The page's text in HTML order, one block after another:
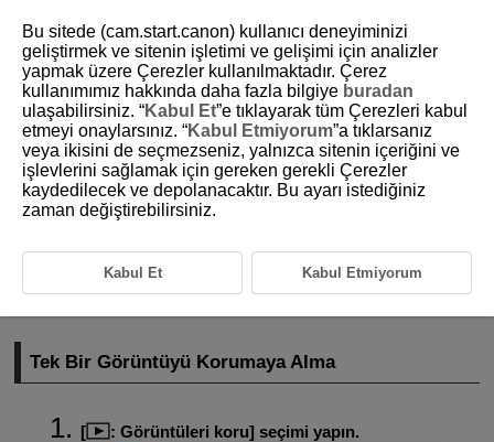
D101-121
Görüntüleri Korumaya Alma
Tek Bir Görüntüyü Korumaya Alma
Klasördeki veya Karttaki Tüm Görüntüleri Korumaya Alma
Tek Bir Görüntüyü Korumaya Alma
[ : Görüntüleri koru] seçimi yapın.
Bu sitede (cam.start.canon) kullanıcı deneyiminizi
geliştirmek ve sitenin işletimi ve gelişimi için analizler
yapmak üzere Çerezler kullanılmaktadır. Çerez
kullanımımız hakkında daha fazla bilgiye buradan
ulaşabilirsiniz. “Kabul Et”e tıklayarak tüm Çerezleri kabul
etmeyi onaylarsınız. “Kabul Etmiyorum”a tıklarsanız
veya ikisini de seçmezseniz, yalnızca sitenin içeriğini ve
işlevlerini sağlamak için gereken gerekli Çerezler
kaydedilecek ve depolanacaktır. Bu ayarı istediğiniz
zaman değiştirebilirsiniz.
Kabul Et Kabul Etmiyorum